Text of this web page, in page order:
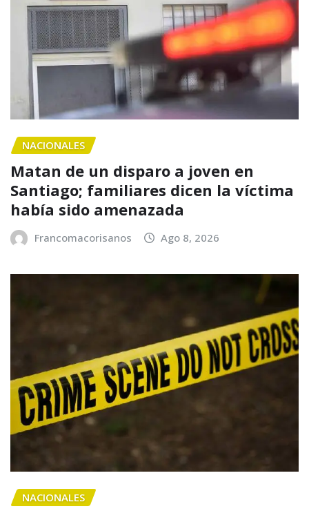
NACIONALES
Matan de un disparo a joven en
Santiago; familiares dicen la víctima
había sido amenazada
Francomacorisanos Ago 8, 2026
NACIONALES